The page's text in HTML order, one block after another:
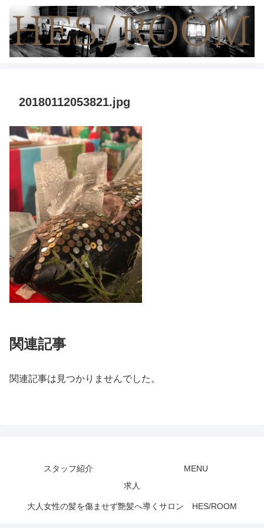
20180112053821.jpg
関連記事
関連記事は見つかりませんでした。
スタッフ紹介
MENU
求人
大人女性の髪を傷ませず艶髪へ導くサロン HES/ROOM